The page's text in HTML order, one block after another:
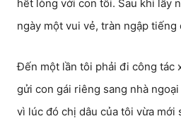
hết lòng với con tôi. Sau khi lấy
ngày một vui vẻ, tràn ngập tiếng
Đến một lần tôi phải đi công tác
gửi con gái riêng sang nhà
vì lúc đó chị dâu của tôi vừa mới